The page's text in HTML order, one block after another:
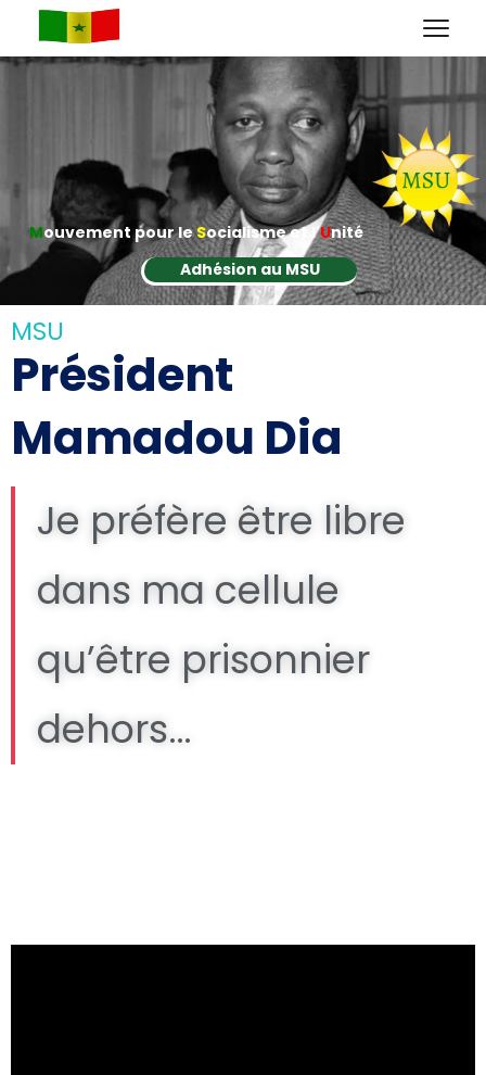
Mouvement pour leSocialisme et l'Unité
Adhésion au MSU
MSU
Président
Mamadou Dia
Je préfère être libre
dans ma cellule
qu’être prisonnier
dehors…